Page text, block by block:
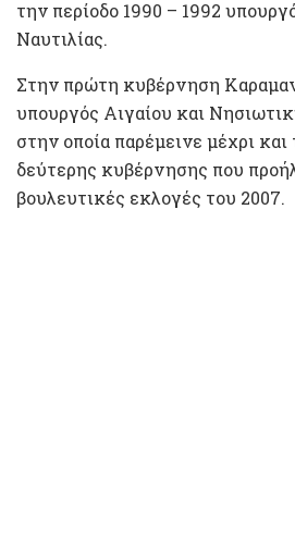
την περίοδο 1990 – 1992
Ναυτιλίας.
Στην πρώτη κυβέρνηση
υπουργός Αιγαίου και
στην οποία παρέμεινε μέχρι
δεύτερης κυβέρνησης που
βουλευτικές εκλογές του 2007.